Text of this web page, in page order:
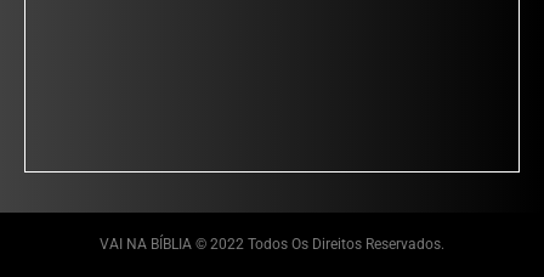
VAI NA BÍBLIA © 2022 Todos Os Direitos Reservados.